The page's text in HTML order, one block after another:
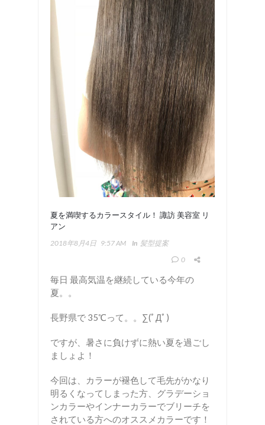
夏を満喫するカラースタイル！ 諏訪 美容室 リ
アン
2018年8月4日 9:57 AM In 髪型提案
0
毎日 最高気温を継続している今年の
夏。。
長野県で 35℃って。。∑(ﾟДﾟ)
ですが、暑さに負けずに熱い夏を過ごし
ましょよ！
今回は、カラーが褪色して毛先がかなり
明るくなってしまった方、グラデーショ
ンカラーやインナーカラーでブリーチを
されている方へのオススメカラーです！